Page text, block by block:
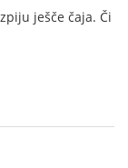
ješče čaja. Či